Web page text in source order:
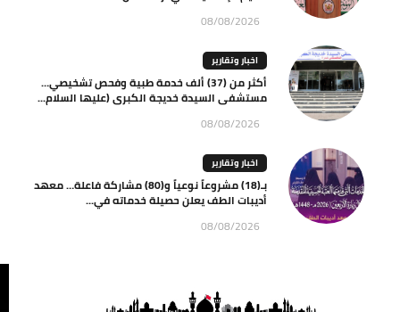
08/08/2026
اخبار وتقارير
أكثر من (37) ألف خدمة طبية وفحص تشخيصي…
مستشفى السيدة خديجة الكبرى (عليها السلام...
08/08/2026
اخبار وتقارير
بـ(18) مشروعاً نوعياً و(80) مشاركة فاعلة… معهد
أديبات الطف يعلن حصيلة خدماته في...
08/08/2026